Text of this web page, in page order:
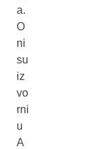
a.
O
ni
su
iz
vo
rni
u
A